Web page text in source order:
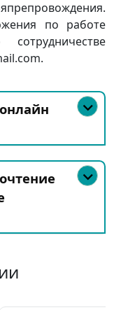
по работе